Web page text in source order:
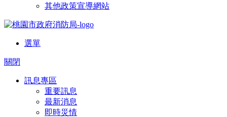
其他政策宣導網站
選單
關閉
訊息專區
重要訊息
最新消息
即時災情